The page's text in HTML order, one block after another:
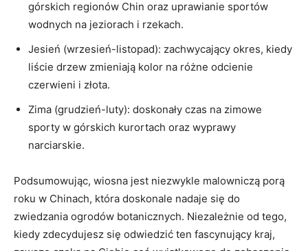
górskich regionów Chin oraz uprawianie sportów
wodnych na jeziorach i rzekach.
Jesień (wrzesień-listopad): zachwycający okres, kiedy
liście drzew ⁢zmieniają kolor na różne odcienie​
czerwieni i złota.
Zima (grudzień-luty): doskonały czas na zimowe‍
sporty‌ w górskich kurortach oraz wyprawy
‌narciarskie.
Podsumowując, wiosna jest ⁣niezwykle malowniczą porą‌
roku w Chinach, ⁢która⁢ doskonale nadaje się do
zwiedzania​ ogrodów botanicznych. Niezależnie od tego,
kiedy zdecydujesz się odwiedzić ten fascynujący kraj,